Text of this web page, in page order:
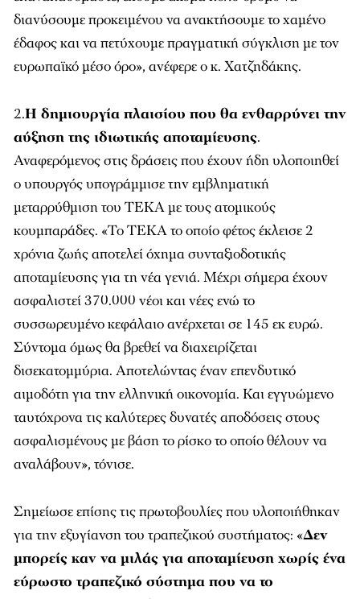
διανύσουμε προκειμένου να ανακτήσουμε το χαμένο
έδαφος και να πετύχουμε πραγματική σύγκλιση με τον
ευρωπαϊκό μέσο όρο», ανέφερε ο κ. Χατζηδάκης.
2.Η δημιουργία πλαισίου που θα ενθαρρύνει την
αύξηση της ιδιωτικής αποταμίευσης.
Αναφερόμενος στις δράσεις που έχουν ήδη υλοποιηθεί
ο υπουργός υπογράμμισε την εμβληματική
μεταρρύθμιση του ΤΕΚΑ με τους ατομικούς
κουμπαράδες. «Το ΤΕΚΑ το οποίο φέτος έκλεισε 2
χρόνια ζωής αποτελεί όχημα συνταξιοδοτικής
αποταμίευσης για τη νέα γενιά. Μέχρι σήμερα έχουν
ασφαλιστεί 370.000 νέοι και νέες ενώ το
συσσωρευμένο κεφάλαιο ανέρχεται σε 145 εκ ευρώ.
Σύντομα όμως θα βρεθεί να διαχειρίζεται
δισεκατομμύρια. Αποτελώντας έναν επενδυτικό
αιμοδότη για την ελληνική οικονομία. Και εγγυώμενο
ταυτόχρονα τις καλύτερες δυνατές αποδόσεις στους
ασφαλισμένους με βάση το ρίσκο το οποίο θέλουν να
αναλάβουν», τόνισε.
Σημείωσε επίσης τις πρωτοβουλίες που υλοποιήθηκαν
για την εξυγίανση του τραπεζικού συστήματος: «Δεν
μπορείς καν να μιλάς για αποταμίευση χωρίς ένα
εύρωστο τραπεζικό σύστημα που να το